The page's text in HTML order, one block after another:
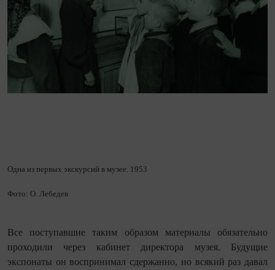
Одна из первых экскурсий в музее. 1953
Фото: О. Лебедев
Все поступавшие таким образом материалы обязательно
проходили через кабинет директора музея. Будущие
экспонаты он воспринимал сдержанно, но всякий раз давал